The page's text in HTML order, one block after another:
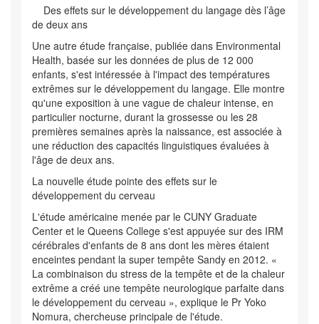
Des effets sur le développement du langage dès l’âge
de deux ans
Une autre étude française, publiée dans Environmental
Health, basée sur les données de plus de 12 000
enfants, s'est intéressée à l'impact des températures
extrêmes sur le développement du langage. Elle montre
qu'une exposition à une vague de chaleur intense, en
particulier nocturne, durant la grossesse ou les 28
premières semaines après la naissance, est associée à
une réduction des capacités linguistiques évaluées à
l'âge de deux ans.
La nouvelle étude pointe des effets sur le
développement du cerveau
L'étude américaine menée par le CUNY Graduate
Center et le Queens College s'est appuyée sur des IRM
cérébrales d'enfants de 8 ans dont les mères étaient
enceintes pendant la super tempête Sandy en 2012. «
La combinaison du stress de la tempête et de la chaleur
extrême a créé une tempête neurologique parfaite dans
le développement du cerveau », explique le Pr Yoko
Nomura, chercheuse principale de l'étude.